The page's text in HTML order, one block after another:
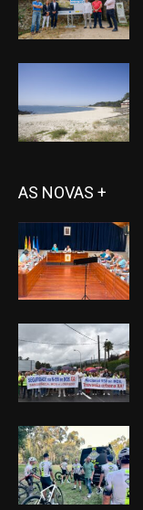
AS NOVAS +